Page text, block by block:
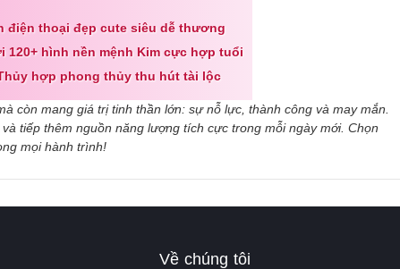
điện thoại đẹp cute siêu dễ thương
hình nền mệnh Kim cực hợp tuổi
hợp phong thủy thu hút tài lộc
còn mang giá trị tinh thần lớn: sự nỗ lực, thành công và may mắn.
tiếp thêm nguồn năng lượng tích cực trong mỗi ngày mới. Chọn
mọi hành trình!
Về chúng tôi